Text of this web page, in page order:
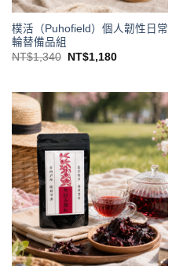
樸活（Puhofield）個人韌性日常
輪替備品組
NT$1,340
原
NT$1,340。
NT$1,180目
NT$1,180。